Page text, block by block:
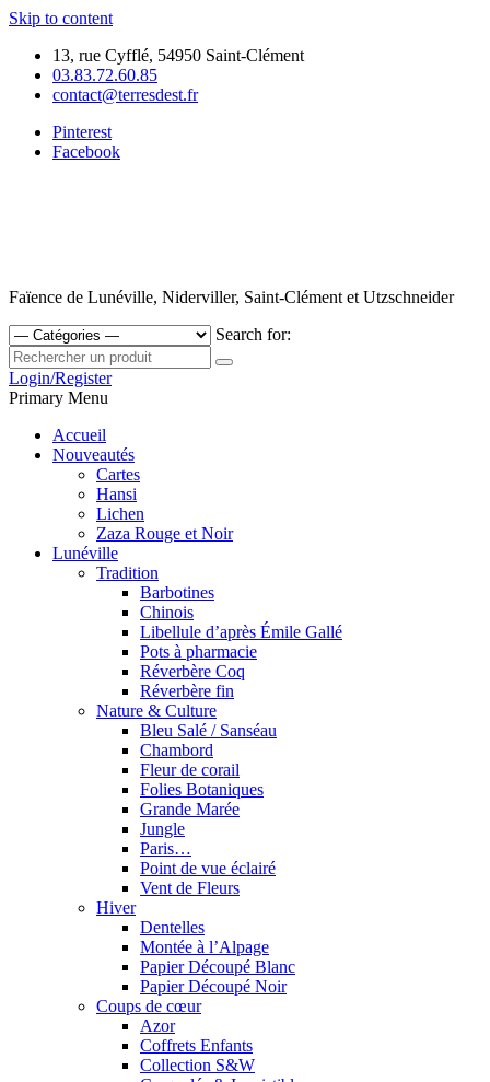
Skip to content
13, rue Cyfflé, 54950 Saint-Clément
03.83.72.60.85
contact@terresdest.fr
Pinterest
Facebook
Faïence de Lunéville, Niderviller, Saint-Clément et Utzschneider
Search for:
Login/Register
Primary Menu
Accueil
Nouveautés
Cartes
Hansi
Lichen
Zaza Rouge et Noir
Lunéville
Tradition
Barbotines
Chinois
Libellule d’après Émile Gallé
Pots à pharmacie
Réverbère Coq
Réverbère fin
Nature & Culture
Bleu Salé / Sanséau
Chambord
Fleur de corail
Folies Botaniques
Grande Marée
Jungle
Paris…
Point de vue éclairé
Vent de Fleurs
Hiver
Dentelles
Montée à l’Alpage
Papier Découpé Blanc
Papier Découpé Noir
Coups de cœur
Azor
Coffrets Enfants
Collection S&W